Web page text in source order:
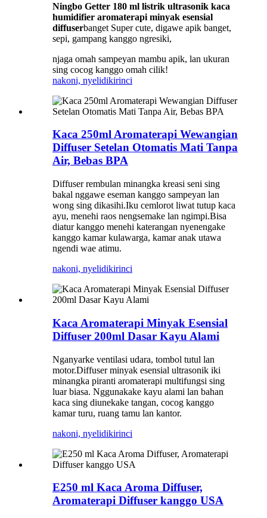
Ningbo Getter 180 ml listrik ultrasonik kaca
humidifier aromaterapi minyak esensial
diffuserbanget Super cute, digawe apik banget,
sepi, gampang kanggo ngresiki,
njaga omah sampeyan mambu apik, lan ukuran
sing cocog kanggo omah cilik!
nakoni, nyelidikirinci
Kaca 250ml Aromaterapi Wewangian
Diffuser Setelan Otomatis Mati Tanpa
Air, Bebas BPA
Diffuser rembulan minangka kreasi seni sing
bakal nggawe eseman kanggo sampeyan lan
wong sing dikasihi.Iku cemlorot liwat tutup kaca
ayu, menehi raos nengsemake lan ngimpi.Bisa
diatur kanggo menehi katerangan nyenengake
kanggo kamar kulawarga, kamar anak utawa
ngendi wae atimu.
nakoni, nyelidikirinci
Kaca Aromaterapi Minyak Esensial
Diffuser 200ml Dasar Kayu Alami
Nganyarke ventilasi udara, tombol tutul lan
motor.Diffuser minyak esensial ultrasonik iki
minangka piranti aromaterapi multifungsi sing
luar biasa. Nggunakake kayu alami lan bahan
kaca sing diunekake tangan, cocog kanggo
kamar turu, ruang tamu lan kantor.
nakoni, nyelidikirinci
E250 ml Kaca Aroma Diffuser,
Aromaterapi Diffuser kanggo USA